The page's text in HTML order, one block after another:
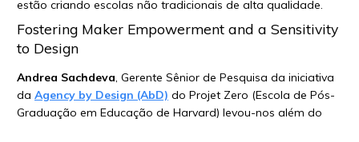
estão criando escolas não tradicionais de alta qualidade.
Fostering Maker Empowerment and a Sensitivity
to Design
Andrea Sachdeva, Gerente Sênior de Pesquisa da iniciativa
da Agency by Design (AbD) do Projet Zero (Escola de Pós-
Graduação em Educação de Harvard) levou-nos além do